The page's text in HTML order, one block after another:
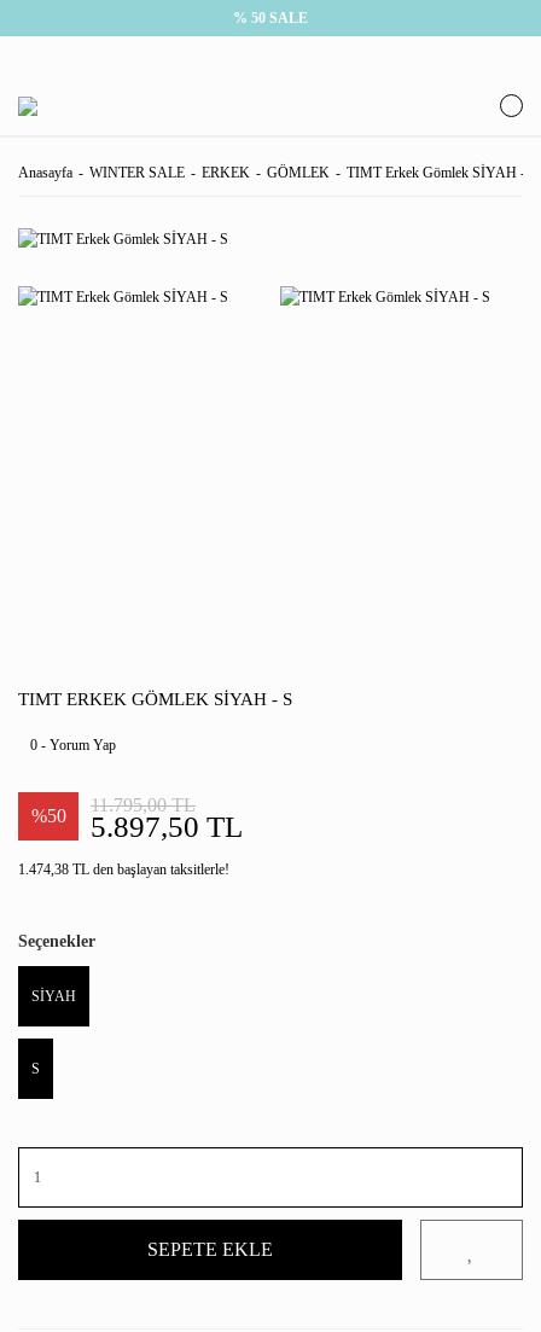
% 50 SALE
Anasayfa WINTER SALE ERKEK GÖMLEK TIMT Erkek Gömlek SİYAH - S
TIMT ERKEK GÖMLEK SİYAH - S
0 - Yorum Yap
%50 5.897,50 TL
11.795,00 TL
1.474,38 TL den başlayan taksitlerle!
Seçenekler
SİYAH
S
SEPETE EKLE